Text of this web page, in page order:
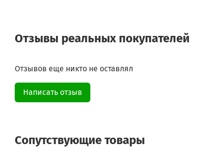
Отзывы реальных покупателей
Отзывов еще никто не оставлял
Написать отзыв
Сопутствующие товары